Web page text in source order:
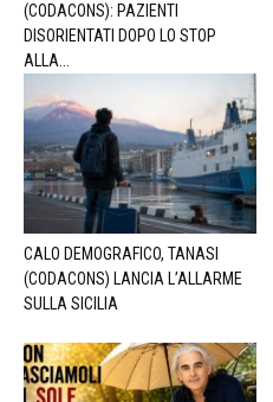
(CODACONS): PAZIENTI
DISORIENTATI DOPO LO STOP
ALLA...
CALO DEMOGRAFICO, TANASI
(CODACONS) LANCIA L’ALLARME
SULLA SICILIA